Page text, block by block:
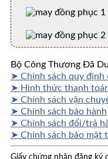
Bộ Công Thương Đã
➤ Chính sách quy định
➤ Hình thức thanh
➤ Chính sách vận
➤ Chính sách bảo hành
➤ Chính sách đổi/trả
➤ Chính sách bảo mật